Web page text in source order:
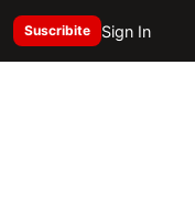
Suscribite Sign In